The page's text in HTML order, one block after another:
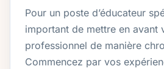
Pour un poste d’éducateur
important de mettre en avant
professionnel de manière
Commencez par vos